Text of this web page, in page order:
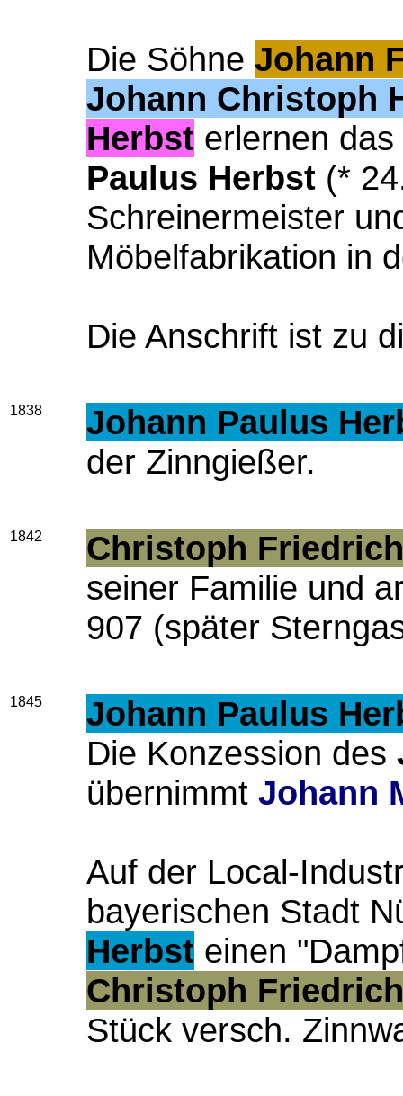
Die Söhne Johann
Johann Christoph
Herbst erlernen das
Paulus Herbst (*
Schreinermeister
Möbelfabrikation in
Die Anschrift ist zu
1838
Johann Paulus
der Zinngießer.
1842
Christoph
seiner Familie und
907 (später
1845
Johann Paulus
Die Konzession des
übernimmt Johann
Auf der Local-
bayerischen Stadt
Herbst einen
Christoph
Stück versch.